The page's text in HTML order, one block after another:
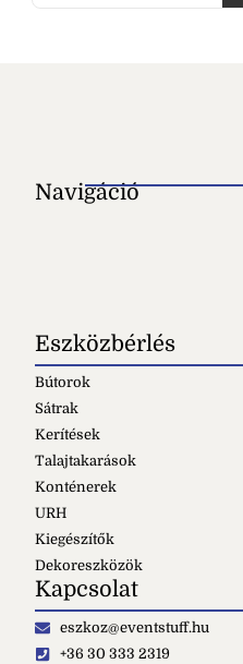
Navigáció
Eszközbérlés
Bútorok
Sátrak
Kerítések
Talajtakarások
Konténerek
URH
Kiegészítők
Dekoreszközök
Kapcsolat
eszkoz@eventstuff.hu
+36 30 333 2319